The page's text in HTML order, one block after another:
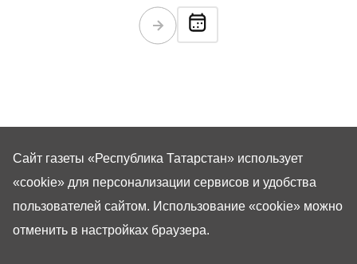
Сайт газеты «Республика Татарстан» использует
«cookie» для персонализации сервисов и удобства
пользователей сайтом. Использование «cookie» можно
отменить в настройках браузера.